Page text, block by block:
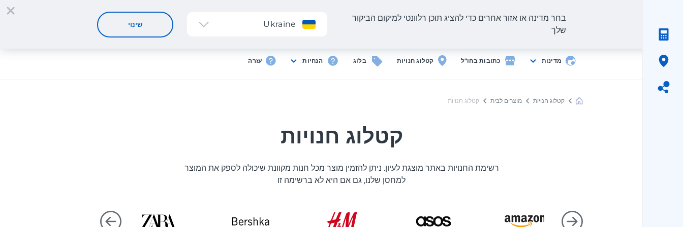
אפליקציה הרשמה התחברות
מדינות כתובות בחו"ל קטלוג חנויות בלוג הנחיות עזרה
בחר מדינה או אזור אחרים כדי להציג תוכן רלוונטי למיקום הביקור
שלך
Ukraine שינוי
Meest קטלוג חנויות מוצרים לבית קטלוג חנויות
קטלוג חנויות
רשימת החנויות באתר מוצגת לעיון. ניתן להזמין מוצר מכל חנות מקוונת שיכולה לספק את המוצר
למחסן שלנו, גם אם היא לא ברשימה זו